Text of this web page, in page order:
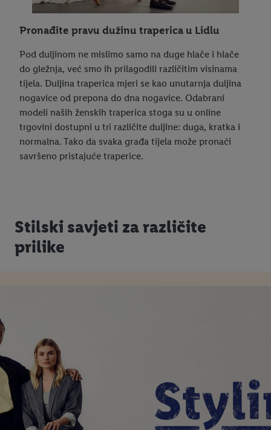
Pronađite pravu dužinu traperica u Lidlu
Pod duljinom ne mislimo samo na duge hlače i hlače
do gležnja, već smo ih prilagodili različitim visinama
tijela. Duljina traperica mjeri se kao unutarnja duljina
nogavice od prepona do dna nogavice. Odabrani
modeli naših ženskih traperica stoga su u online
trgovini dostupni u tri različite duljine: duga, kratka i
normalna. Tako da svaka građa tijela može pronaći
savršeno pristajuće traperice.
Stilski savjeti za različite
prilike